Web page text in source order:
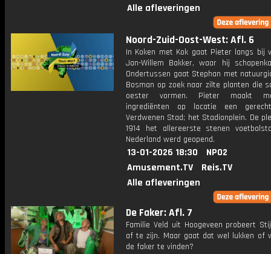
Alle afleveringen
Noord-Zuid-Oost-West: Afl. 6
In Koken met Kok gaat Pieter langs bij
Jan-Willem Bakker, waar hij
Ondertussen gaat Stephan met
Bosman op zoek naar zilte planten die
oester vormen. Pieter maakt
ingrediënten op locatie een
Verdwenen Stad; het Stadionplein. De
1914 het allereerste stenen
Nederland werd geopend.
13-01-2026 18:30
NPO2
Amusement.TV
Reis.TV
Alle afleveringen
De Faker: Afl. 7
Familie Veld uit Hoogeveen probeert
af te zijn. Maar gaat dat wel lukken of
de faker te vinden?